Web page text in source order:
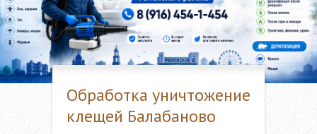
Обработка уничтожение
клещей Балабаново